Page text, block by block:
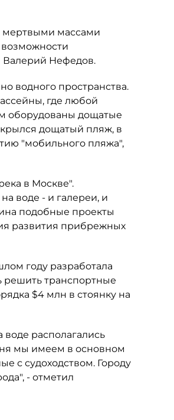
мертвыми массами
возможности
Валерий Нефедов.
водного пространства.
где любой
оборудованы дощатые
дощатый пляж, в
"мобильного пляжа",
в Москве".
воде - и галереи, и
подобные проекты
развития прибрежных
году разработала
решить транспортные
$4 млн в стоянку на
располагались
мы имеем в основном
с судоходством. Городу
- отметил